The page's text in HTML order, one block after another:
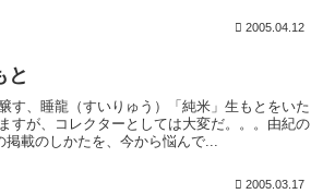
2005.04.12
と
す、睡龍（すいりゅう）「純米」生もとをいた
すが、コレクターとしては大変だ。。。由紀の
載のしかたを、今から悩んで...
2005.03.17